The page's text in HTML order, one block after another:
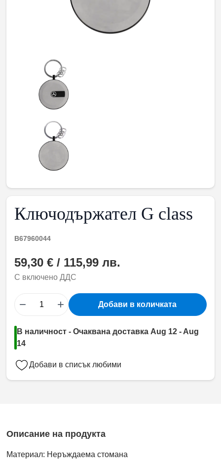
Ключодържател G class
B67960044
59,30 € / 115,99 лв.
С включено ДДС
− + Добави в количката
В наличност - Очаквана доставка Aug 12 - Aug
14
Добави в списък любими
Описание на продукта
Материал: Неръждаема стомана